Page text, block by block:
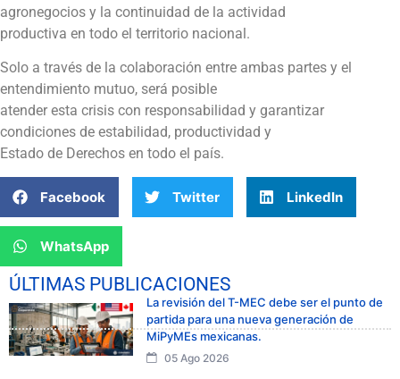
agronegocios y la continuidad de la actividad
productiva en todo el territorio nacional.
Solo a través de la colaboración entre ambas partes y el
entendimiento mutuo, será posible
atender esta crisis con responsabilidad y garantizar
condiciones de estabilidad, productividad y
Estado de Derechos en todo el país.
Facebook Twitter LinkedIn
WhatsApp
ÚLTIMAS PUBLICACIONES
La revisión del T-MEC debe ser el punto de
partida para una nueva generación de
MiPyMEs mexicanas.
05 Ago 2026